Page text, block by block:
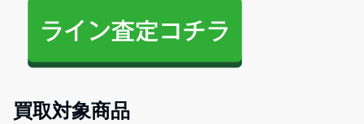
買取対象商品